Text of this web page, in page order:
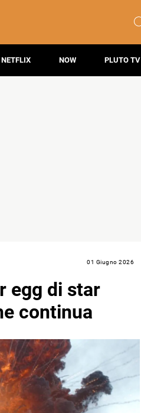
NETFLIX NOW PLUTO TV
01 Giugno 2026
egg di star
continua